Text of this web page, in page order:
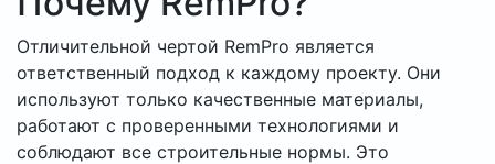
Отличительной чертой RemPro является
ответственный подход к каждому проекту. Они
используют только качественные материалы,
работают с проверенными технологиями и
соблюдают все строительные нормы. Это